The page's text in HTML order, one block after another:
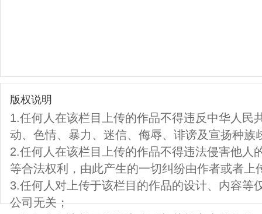
版权说明
1.任何人在该栏目上传的作品不得违反中华人民
动、色情、暴力、迷信、侮辱、诽谤及宣扬种族
2.任何人在该栏目上传的作品不得违法侵害他人
等合法权利，由此产生的一切纠纷由作者或者上
3.任何人对上传于该栏目的作品的设计、内容等
公司无关；